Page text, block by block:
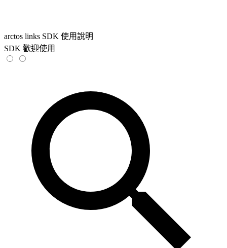
arctos links SDK 使用說明
SDK 歡迎使用